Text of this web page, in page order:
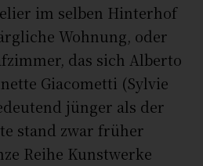
im selben Hinterhof
Wohnung, oder
das sich Alberto
Giacometti (Sylvie
jünger als der
stand zwar früher
Reihe Kunstwerke